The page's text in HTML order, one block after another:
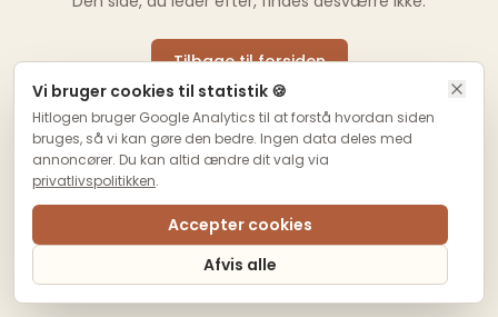
Tilbage til forsiden
Vi bruger cookies til statistik 🍪
Hitlogen bruger Google Analytics til at forstå hvordan siden
bruges, så vi kan gøre den bedre. Ingen data deles med
annoncører. Du kan altid ændre dit valg via
privatlivspolitikken.
Afvis alle
Accepter cookies